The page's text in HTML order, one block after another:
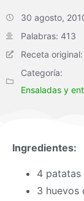
30 agosto,
Palabras: 413
Receta
Categoría:
Ensaladas y
Ingredientes:
4 patatas
3 huevos